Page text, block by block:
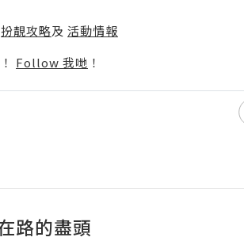
扮靚攻略及 活動情報
Follow 我哋 ！
路的盡頭